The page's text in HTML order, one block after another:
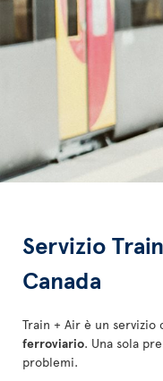
Servizio
Canada
Train + Air è un servizio
ferroviario. Una sola
problemi.